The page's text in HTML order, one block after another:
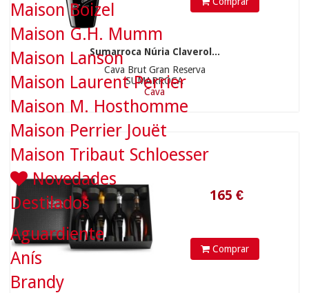
Sumarroca Núria Claverol...
Cava Brut Gran Reserva
SUMARROCA
Cava
Comprar
35.9€
Maison Boizel
Maison G.H. Mumm
Maison Lanson
Maison Laurent Perrier
Maison M. Hosthomme
Maison Perrier Jouët
Maison Tribaut Schloesser
Novedades
Destilados
Aguardiente
Anís
Brandy